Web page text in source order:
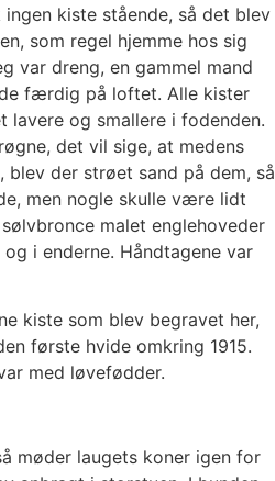
kiste stående, så det blev
som regel hjemme hos sig
var dreng, en gammel mand
færdig på loftet. Alle kister
og smallere i fodenden.
det vil sige, at medens
blev der strøet sand på dem, så
men nogle skulle være lidt
malet englehoveder
i enderne. Håndtagene var
kiste som blev begravet her,
første hvide omkring 1915.
med løvefødder.
møder laugets koner igen for